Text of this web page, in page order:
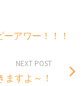
アワー！！！
NEXT POST
すよ～！